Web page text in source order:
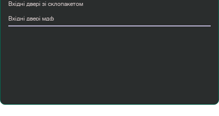
Вхідні двері зі склопакетом
Вхідні двері мдф
Купити двері папа карло